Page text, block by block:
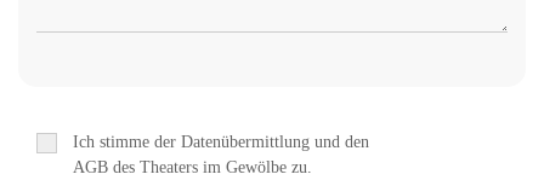
Ich stimme der Datenübermittlung und den
AGB des Theaters im Gewölbe zu.